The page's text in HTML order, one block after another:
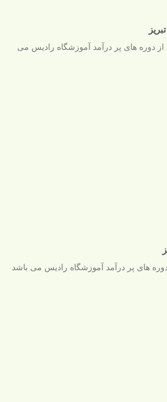
دوره های پر درآمد آموزشگاه رادیس می
های پر درآمد آموزشگاه رادیس می باشد